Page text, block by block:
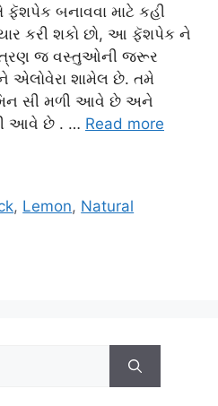
બનાવવા માટે કહી
કરી શકો છો, આ ફૅશપેક ને
ત્રણ જ વસ્તુઓની જરૂર
એલોવેરા શામેલ છે. તમે
સી મળી આવે છે અને
આવે છે . … Read more
, Lemon, Natural